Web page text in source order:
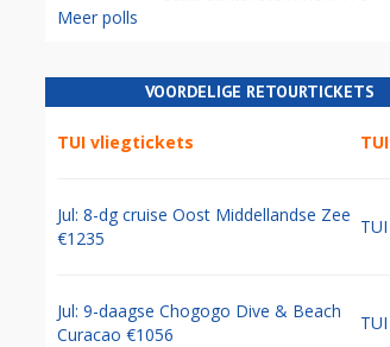
Meer polls
VOORDELIGE RETOURTICKETS
TUI vliegtickets TUI
Jul: 8-dg cruise Oost Middellandse Zee
€1235
TUI
Jul: 9-daagse Chogogo Dive & Beach
Curacao €1056
TUI